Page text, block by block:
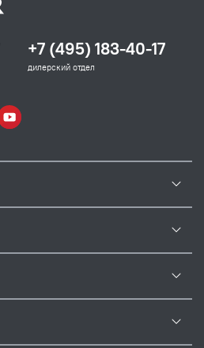
+7 (495) 183-40-17
дилерский отдел